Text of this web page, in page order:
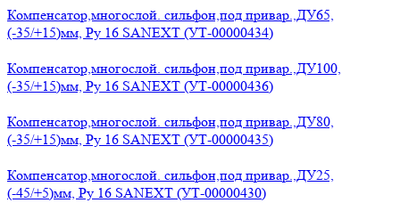
Компенсатор,многослой. сильфон,под привар.,ДУ65,
(-35/+15)мм, Ру 16 SANEXT (УТ-00000434)
Компенсатор,многослой. сильфон,под привар.,ДУ100,
(-35/+15)мм, Ру 16 SANEXT (УТ-00000436)
Компенсатор,многослой. сильфон,под привар.,ДУ80,
(-35/+15)мм, Ру 16 SANEXT (УТ-00000435)
Компенсатор,многослой. сильфон,под привар.,ДУ25,
(-45/+5)мм, Ру 16 SANEXT (УТ-00000430)